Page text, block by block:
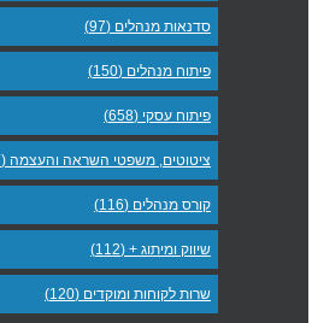
סדנאות מנהלים (97)
פיתוח מנהלים (150)
פיתוח עסקי (658)
ציטוטים, משפטי השראה והעצמה (17)
קורס מנהלים (116)
שיווק ומיתוג + (112)
שרות לקוחות ומוקדים (120)